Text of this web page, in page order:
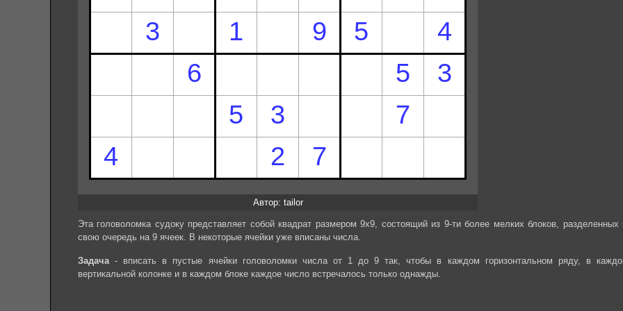
Автор: tailor
Эта головоломка судоку представляет собой квадрат размером 9х9, состоящий из 9-ти более мелких блоков, разделенных
свою очередь на 9 ячеек. В некоторые ячейки уже вписаны числа.
Задача- вписать в пустые ячейки головоломки числа от 1 до 9 так, чтобы в каждом горизонтальном ряду, в
вертикальной колонке и в каждом блоке каждое число встречалось только однажды.